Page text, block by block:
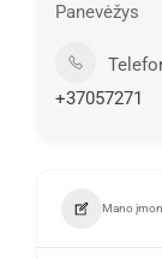
Panevėžys
+37057271
Mano